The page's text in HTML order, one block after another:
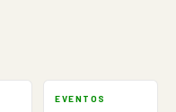
EVENTOS